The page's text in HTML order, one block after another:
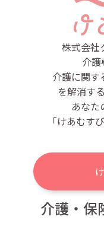
株式会社
介護
介護に関す
を解消す
あなた
「けあむす
介護・保